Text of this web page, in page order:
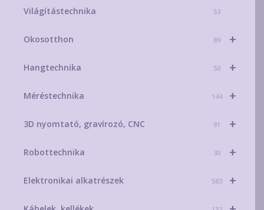
Világítástechnika 53
+
Okosotthon 89
+
Hangtechnika 50
+
Méréstechnika 144
+
3D nyomtató, gravírozó, CNC 91
+
Robottechnika 30
+
Elektronikai alkatrészek 583